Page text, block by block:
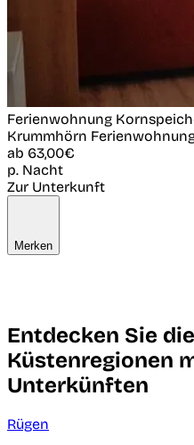
Ferienwohnung
Krummhörn
ab 63,00€
p. Nacht
Zur Unterkunft
Merken
Entdecken Sie
Küstenregionen
Unterkünften
Rügen